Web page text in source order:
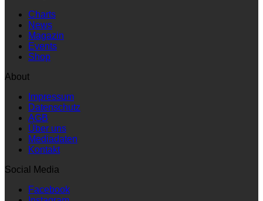
Charts
News
Magazin
Events
Shop
About
Impressum
Datenschutz
AGB
Über uns
Mediadaten
Kontakt
Social Media
Facebook